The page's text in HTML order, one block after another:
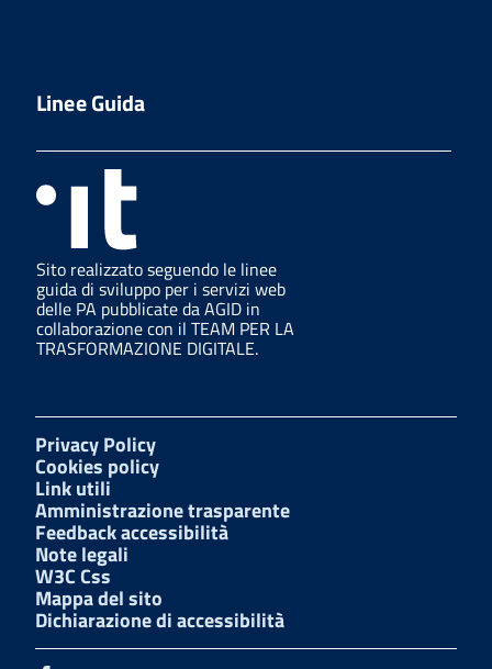
Linee Guida
Sito realizzato seguendo le linee
guida di sviluppo per i servizi web
delle PA pubblicate da AGID in
collaborazione con il TEAM PER LA
TRASFORMAZIONE DIGITALE.
Privacy Policy
Cookies policy
Link utili
Amministrazione trasparente
Feedback accessibilità
Note legali
W3C Css
Mappa del sito
Dichiarazione di accessibilità